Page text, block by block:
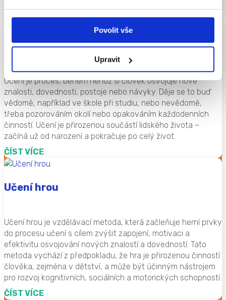
Povolit vše
Upravit
ČÍST VÍCE
Učení
Učení je proces, během něhož si člověk osvojuje nové
znalosti, dovednosti, postoje nebo návyky. Děje se to buď
vědomě, například ve škole při studiu, nebo nevědomě,
třeba pozorováním okolí nebo opakováním každodenních
činností. Učení je přirozenou součástí lidského života –
začíná už od narození a pokračuje po celý život.
ČÍST VÍCE
Učení hrou
Učení hrou je vzdělávací metoda, která začleňuje herní prvky
do procesu učení s cílem zvýšit zapojení, motivaci a
efektivitu osvojování nových znalostí a dovedností. Tato
metoda vychází z předpokladu, že hra je přirozenou činností
člověka, zejména v dětství, a může být účinným nástrojem
pro rozvoj kognitivních, sociálních a motorických schopností.
ČÍST VÍCE